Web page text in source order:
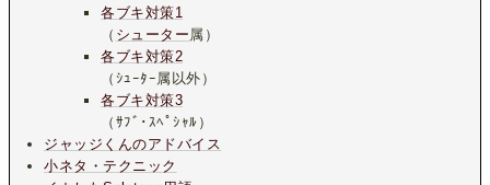
各ブキ対策1
（ シューター 属）
各ブキ対策2
（ｼｭｰﾀｰ属以外）
各ブキ対策3
（ｻﾌﾞ･ｽﾍﾟｼｬﾙ）
ジャッジくんのアドバイス
小ネタ・テクニック